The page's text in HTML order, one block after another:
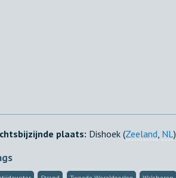
plaats: Dishoek (Zeeland NL)